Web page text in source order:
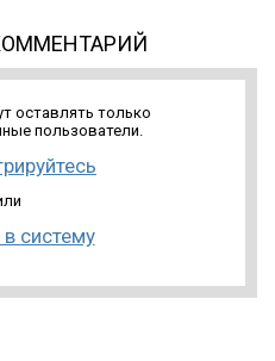
оставлять только
пользователи.
систему